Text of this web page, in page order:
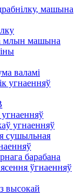
машына
млын машына
валамі
угнаенняў
угнаенняў
сушыльная
барабана
ўгнаенняў
высокай